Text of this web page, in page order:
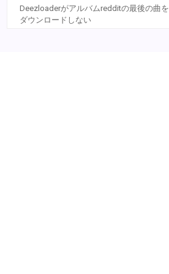
Deezloaderがアルバムredditの最後の曲を
ダウンロードしない